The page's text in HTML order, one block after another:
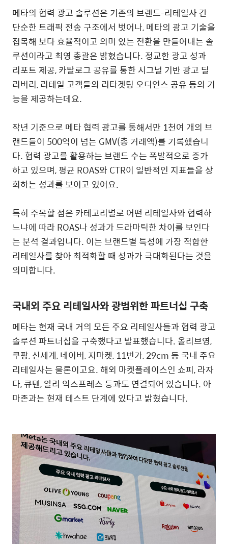
메타의 협력 광고 솔루션은 기존의 브랜드-리테일사 간
단순한 트래픽 전송 구조에서 벗어나,메타의 광고 기술을
접목해 보다 효율적이고 의미 있는 전환을 만들어내는 솔
루션이라고 최영 총괄은 밝혔습니다. 정교한 광고 성과
리포트 제공,카탈로그 공유를 통한 시그널 기반 광고 딜
리버리,리테일 고객들의 리타겟팅 오디언스 공유 등의 기
능을 제공하는데요.
작년 기준으로 메타 협력 광고를 통해서만 1천여 개의 브
랜드들이 500억이 넘는 GMV(총 거래액)를 기록했습니
다. 협력 광고를 활용하는 브랜드 수는 폭발적으로 증가
하고 있으며,평균 ROAS와 CTR이 일반적인 지표들을 상
회하는 성과를 보이고 있어요.
특히 주목할 점은 카테고리별로 어떤 리테일사와 협력하
느냐에 따라ROAS나 성과가 드라마틱한 차이를 보인다
는 분석 결과입니다. 이는 브랜드별 특성에 가장 적합한
리테일사를 찾아 최적화할 때 성과가 극대화된다는 것을
의미합니다.
국내외 주요 리테일사와 광범위한 파트너십 구축
메타는 현재 국내 거의 모든 주요 리테일사들과 협력 광고
솔루션 파트너십을 구축했다고 발표했습니다. 올리브영,
쿠팡,신세계,네이버,지마켓, 11번가, 29cm 등 국내 주요
리테일사는 물론이고요.해외 마켓플레이스인 쇼피,라자
다,큐텐,알리 익스프레스 등과도 연결되어 있습니다. 아
마존과는 현재 테스트 단계에 있다고 밝혔습니다.